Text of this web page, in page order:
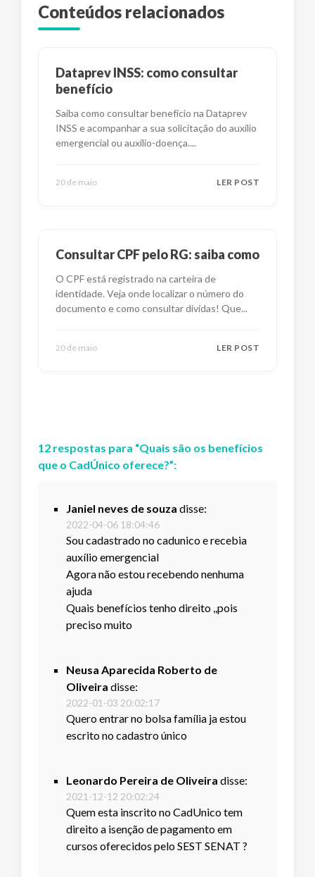
Conteúdos relacionados
Dataprev INSS: como consultar
benefício
Saiba como consultar benefício na Dataprev
INSS e acompanhar a sua solicitação do auxílio
emergencial ou auxílio-doença....
20 de maio LER POST
Consultar CPF pelo RG: saiba como
O CPF está registrado na carteira de
identidade. Veja onde localizar o número do
documento e como consultar dívidas! Que...
20 de maio LER POST
12 respostas para “Quais são os benefícios
que o CadÚnico oferece?”:
Janiel neves de souza disse:
2022-04-06 18:04:46
Sou cadastrado no cadunico e recebia
auxílio emergencial
Agora não estou recebendo nenhuma
ajuda
Quais benefícios tenho direito ,,pois
preciso muito
Neusa Aparecida Roberto de
Oliveira disse:
2022-01-03 20:02:17
Quero entrar no bolsa família ja estou
escrito no cadastro único
Leonardo Pereira de Oliveira disse:
2021-12-12 20:02:24
Quem esta inscrito no CadUnico tem
direito a isenção de pagamento em
cursos oferecidos pelo SEST SENAT ?